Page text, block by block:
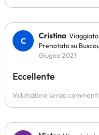
Cristina
Prenotato su
Giugno 2021
Eccellente
Valutazione senza commenti